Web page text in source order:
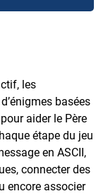
les
basées
aider le Père
étape du jeu
en ASCII,
connecter des
encore associer